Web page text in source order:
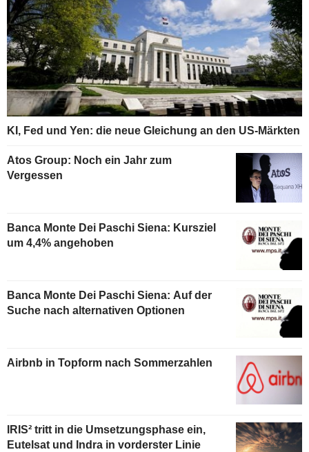
KI, Fed und Yen: die neue Gleichung an den US-Märkten
Atos Group: Noch ein Jahr zum
Vergessen
Banca Monte Dei Paschi Siena: Kursziel
um 4,4% angehoben
Banca Monte Dei Paschi Siena: Auf der
Suche nach alternativen Optionen
Airbnb in Topform nach Sommerzahlen
IRIS² tritt in die Umsetzungsphase ein,
Eutelsat und Indra in vorderster Linie